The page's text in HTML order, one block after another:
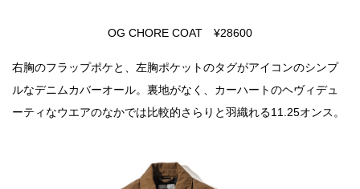
OG CHORE COAT ¥28600
右胸のフラップポケと、左胸ポケットのタグがアイコンのシンプ
ルなデニムカバーオール。裏地がなく、カーハートのヘヴィデュ
ーティなウエアのなかでは比較的さらりと羽織れる11.25オンス。